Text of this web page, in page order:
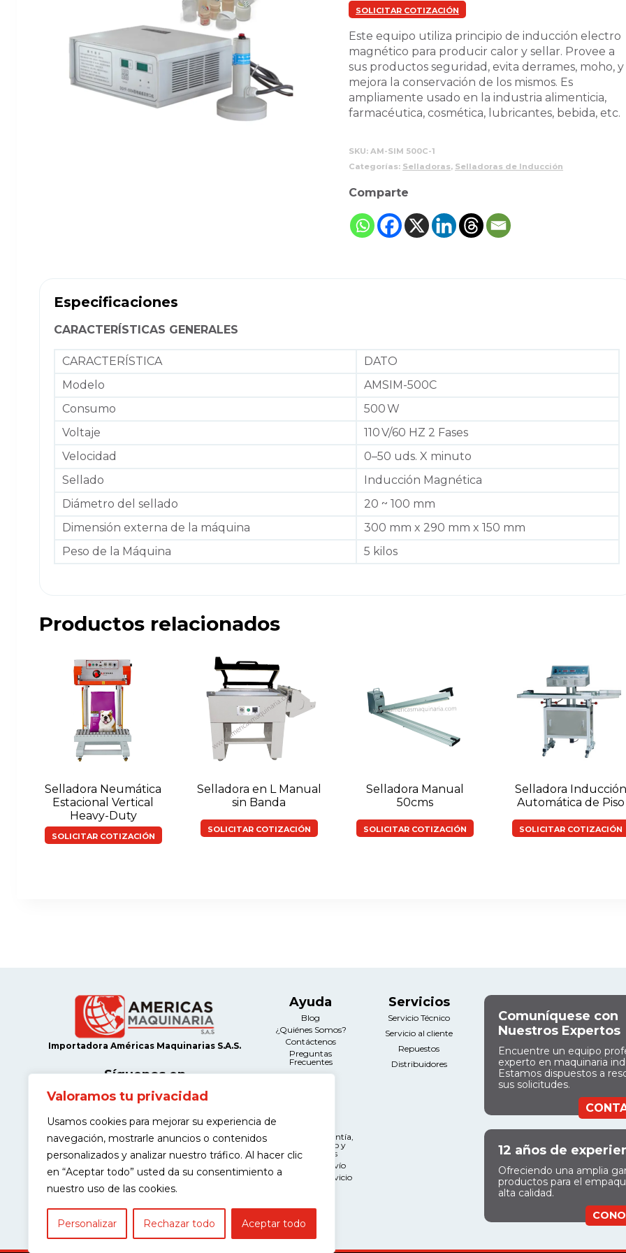
Valoramos tu privacidad
Usamos cookies para mejorar su experiencia de
navegación, mostrarle anuncios o contenidos
personalizados y analizar nuestro tráfico. Al hacer clic
en “Aceptar todo” usted da su consentimiento a
nuestro uso de las cookies.
Personalizar Rechazar todo Aceptar todo
SOLICITAR COTIZACIÓN
Este equipo utiliza principio de inducción electro
magnético para producir calor y sellar. Provee a
sus productos seguridad, evita derrames, moho, y
mejora la conservación de los mismos. Es
ampliamente usado en la industria alimenticia,
farmacéutica, cosmética, lubricantes, bebida, etc.
SKU:AM-SIM 500C-1
Categorías: Selladoras, Selladoras de Inducción
Comparte
Especificaciones
CARACTERÍSTICAS GENERALES
CARACTERÍSTICA
DATO
Modelo
AMSIM-500C
Consumo
500 W
Voltaje
110 V/60 HZ 2 Fases
Velocidad
0–50 uds. X minuto
Sellado
Inducción Magnética
Diámetro del sellado
20 ~ 100 mm
Dimensión externa de la máquina
300 mm x 290 mm x 150 mm
Peso de la Máquina
5 kilos
Productos relacionados
Selladora Neumática
Estacional Vertical
Heavy-Duty
SOLICITAR COTIZACIÓN
Selladora en L Manual
sin Banda
SOLICITAR COTIZACIÓN
Selladora Manual
50cms
SOLICITAR COTIZACIÓN
Selladora Inducción
Automática de Piso
SOLICITAR COTIZACIÓN
Importadora Américas Maquinarias S.A.S.
Síguenos en
Contacto
Calle 12A # 66A-21 Salazar Gómez,
Bogotá
(+57) 311 443 9968
contacto@americasmaquinaria.com
Ayuda
Blog
¿Quiénes Somos?
Contáctenos
Preguntas
Frecuentes
Servicios
Servicio Técnico
Servicio al cliente
Repuestos
Distribuidores
Políticas de Garantía,
Mantenimiento y
Devoluciones
Políticas de Envío
Garantía del Servicio
Comuníquese con
Nuestros Expertos
Encuentre un equipo
experto en maquinaria
Estamos dispuestos a
sus solicitudes.
12 años de
Ofreciendo una amplia
productos para el
alta calidad.